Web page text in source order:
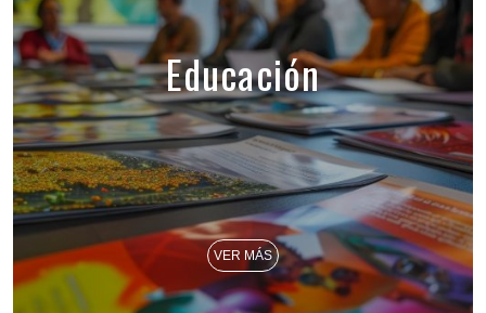
Educación
VER MÁS